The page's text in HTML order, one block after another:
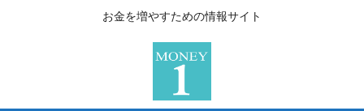
お金を増やすための情報サイト